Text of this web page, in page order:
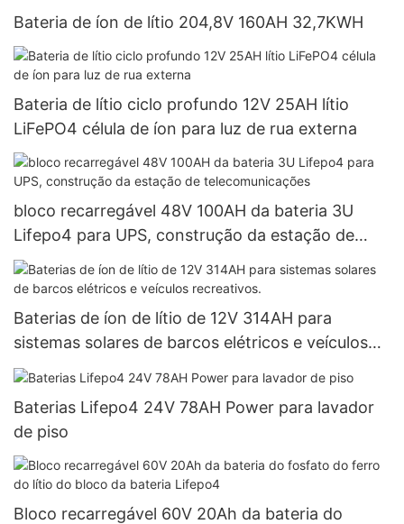
Bateria de íon de lítio 204,8V 160AH 32,7KWH
Bateria de lítio ciclo profundo 12V 25AH lítio
LiFePO4 célula de íon para luz de rua externa
bloco recarregável 48V 100AH ​​da bateria 3U
Lifepo4 para UPS, construção da estação de
telecomunicações
Baterias de íon de lítio de 12V 314AH para
sistemas solares de barcos elétricos e veículos
recreativos.
Baterias Lifepo4 24V 78AH Power para lavador
de piso
Bloco recarregável 60V 20Ah da bateria do